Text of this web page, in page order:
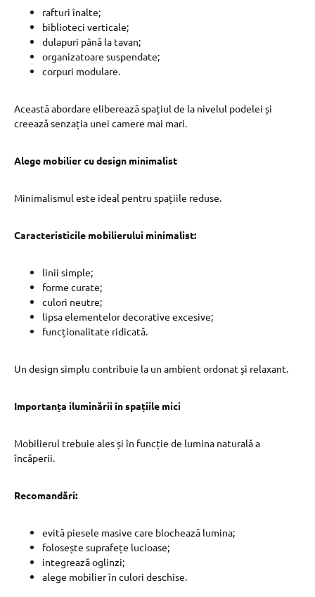
rafturi înalte;
biblioteci verticale;
dulapuri până la tavan;
organizatoare suspendate;
corpuri modulare.
Această abordare eliberează spațiul de la nivelul podelei și
creează senzația unei camere mai mari.
Alege mobilier cu design minimalist
Minimalismul este ideal pentru spațiile reduse.
Caracteristicile mobilierului minimalist:
linii simple;
forme curate;
culori neutre;
lipsa elementelor decorative excesive;
funcționalitate ridicată.
Un design simplu contribuie la un ambient ordonat și relaxant.
Importanța iluminării în spațiile mici
Mobilierul trebuie ales și în funcție de lumina naturală a
încăperii.
Recomandări:
evită piesele masive care blochează lumina;
folosește suprafețe lucioase;
integrează oglinzi;
alege mobilier în culori deschise.